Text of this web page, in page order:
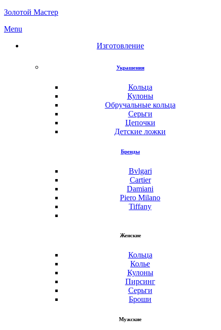
Золотой Мастер
Menu
Изготовление
Украшения
Кольца
Кулоны
Обручальные кольца
Серьги
Цепочки
Детские ложки
Бренды
Bvlgari
Cartier
Damiani
Piero Milano
Tiffany
Женские
Кольца
Колье
Кулоны
Пирсинг
Серьги
Броши
Мужские